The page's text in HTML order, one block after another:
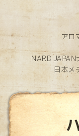
アロ
NARD
日本メ